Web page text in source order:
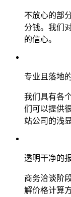
不放心的部
分钱。我们
的信心。
专业且落地
我们具有各
们可以提供
站公司的浅
透明干净的
商务洽谈阶
解价格计算